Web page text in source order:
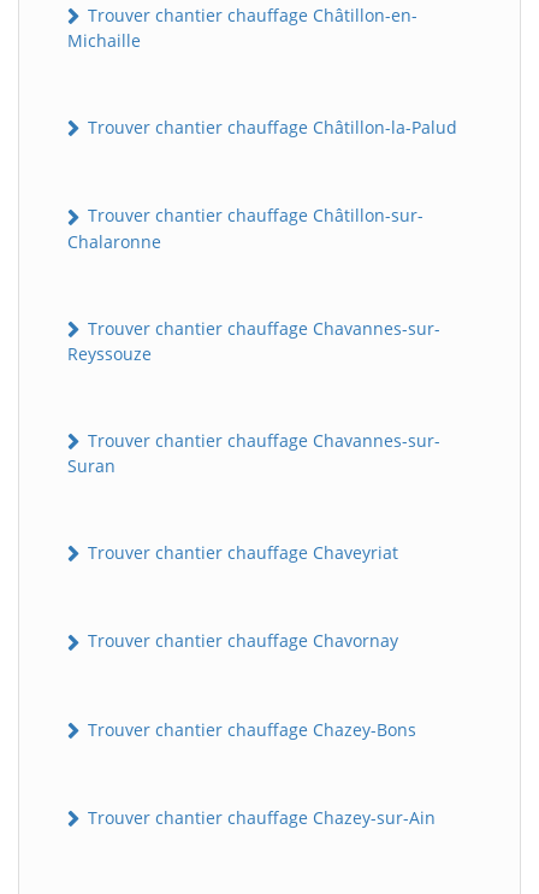
Trouver chantier chauffage Châtillon-en-
Michaille
Trouver chantier chauffage Châtillon-la-Palud
Trouver chantier chauffage Châtillon-sur-
Chalaronne
Trouver chantier chauffage Chavannes-sur-
Reyssouze
Trouver chantier chauffage Chavannes-sur-
Suran
Trouver chantier chauffage Chaveyriat
Trouver chantier chauffage Chavornay
Trouver chantier chauffage Chazey-Bons
Trouver chantier chauffage Chazey-sur-Ain